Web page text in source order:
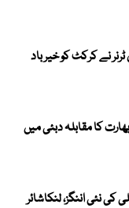
جان ٹرنر نے کرکٹ کو خیر باد
اور بھارت کا مقابلہ دبئی میں
نئی اننگز، لنکاشائر